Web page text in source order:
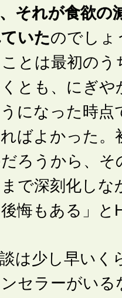
それが食欲の
いたのでしょ
ことは最初の
とも、にぎや
になった時点
ばよかった。
ろうから、そ
で深刻化しな
悔もある」と
は少し早いく
セラーがいる